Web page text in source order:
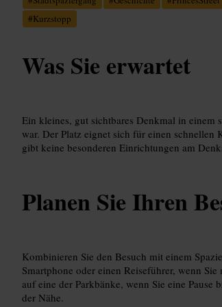
#Kurzstopp
Was Sie erwartet
Ein kleines, gut sichtbares Denkmal in einem
war. Der Platz eignet sich für einen schnellen
gibt keine besonderen Einrichtungen am
Planen Sie Ihren
Kombinieren Sie den Besuch mit einem
Smartphone oder einen Reiseführer, wenn
auf eine der Parkbänke, wenn Sie eine Pause
der Nähe.